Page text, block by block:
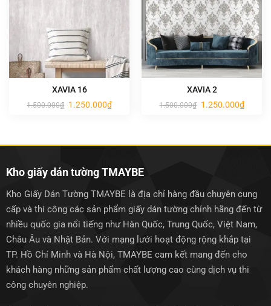
XAVIA 16
1.500.000₫ Giá
gốc
1.250.000₫Giá
hiện
XAVIA 2
1.500.000₫ Giá
gốc
1.250.000₫Giá
hiện
Kho giấy dán tường TMAYBE
Kho Giấy Dán Tường TMAYBE là địa chỉ hàng đầu chuyên cung
cấp và thi công các sản phẩm giấy dán tường chính hãng đến từ
nhiều quốc gia nổi tiếng như Hàn Quốc, Trung Quốc, Việt Nam,
Châu Âu và Nhật Bản. Với mạng lưới hoạt động rộng khắp tại
TP. Hồ Chí Minh và Hà Nội, TMAYBE cam kết mang đến cho
khách hàng những sản phẩm chất lượng cao cùng dịch vụ thi
công chuyên nghiệp.